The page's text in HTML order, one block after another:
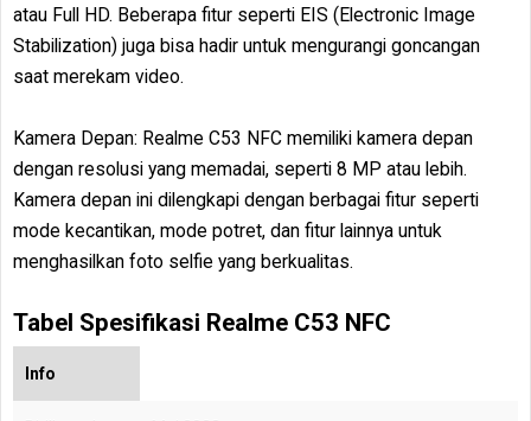
atau Full HD. Beberapa fitur seperti EIS (Electronic Image
Stabilization) juga bisa hadir untuk mengurangi goncangan
saat merekam video.
Kamera Depan: Realme C53 NFC memiliki kamera depan
dengan resolusi yang memadai, seperti 8 MP atau lebih.
Kamera depan ini dilengkapi dengan berbagai fitur seperti
mode kecantikan, mode potret, dan fitur lainnya untuk
menghasilkan foto selfie yang berkualitas.
Tabel Spesifikasi Realme C53 NFC
Info